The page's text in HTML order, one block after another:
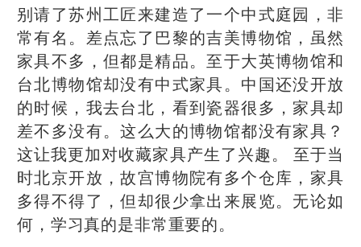
别请了苏州工匠来建造了一个中式庭园，非
常有名。差点忘了巴黎的吉美博物馆，虽然
家具不多，但都是精品。至于大英博物馆和
台北博物馆却没有中式家具。中国还没开放
的时候，我去台北，看到瓷器很多，家具却
差不多没有。这么大的博物馆都没有家具？
这让我更加对收藏家具产生了兴趣。 至于当
时北京开放，故宫博物院有多个仓库，家具
多得不得了，但却很少拿出来展览。无论如
何，学习真的是非常重要的。